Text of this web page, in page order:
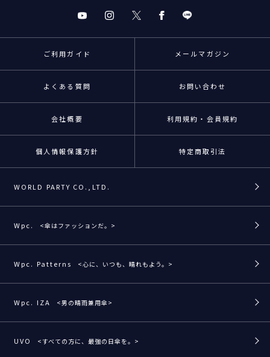
ご利用ガイド メールマガジン
よくある質問 お問い合わせ
会社概要 利用規約・会員規約
個人情報保護方針 特定商取引法
WORLD PARTY CO.,LTD.
Wpc. <傘はファッションだ。>
Wpc. Patterns <心に、いつも、晴れもよう。>
Wpc. IZA <男の晴雨兼用傘>
UVO <すべての方に、最強の日傘を。>